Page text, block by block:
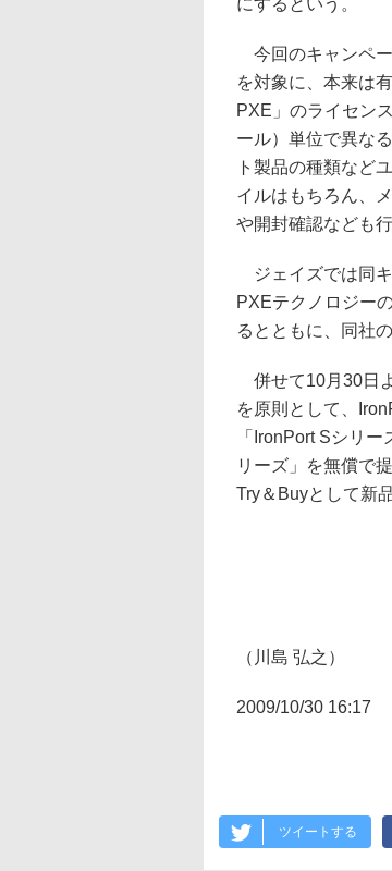
にするという。
今回のキャンペ
を対象に、本来は
PXE」のライセン
ール）単位で異な
ト製品の種類など
イルはもちろん、
や開封確認なども行
ジェイズでは同
PXEテクノロジー
るとともに、同社
併せて10月30日
を原則として、
「IronPort Sシリ
リーズ」を無償で
Try＆Buyとして新
（川島 弘之）
2009/10/30 16:17
ツイートする